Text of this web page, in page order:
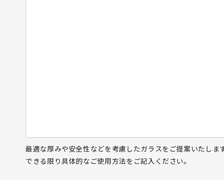
最適な厚みや安全性などを考慮したガラスをご提案いたしま
できる限り具体的なご使用方法をご記入ください。